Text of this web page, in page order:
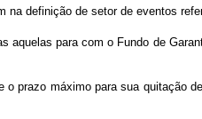
definição de setor de eventos
para com o Fundo de
prazo máximo para sua quitação